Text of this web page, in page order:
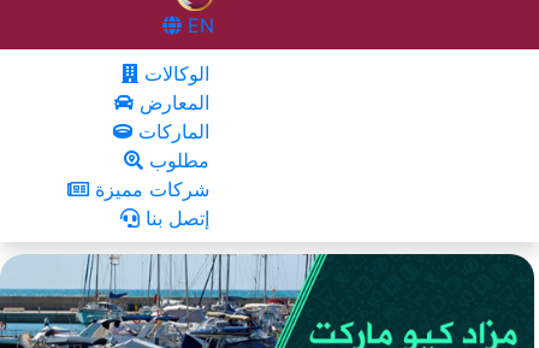
EN
الوكالات
المعارض
الماركات
مطلوب
شركات مميزة
إتصل بنا